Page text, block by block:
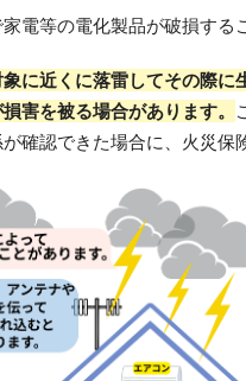
電等の電化製品が破損する
に近くに落雷してその際に
害を被る場合があります。
確認できた場合に、火災保